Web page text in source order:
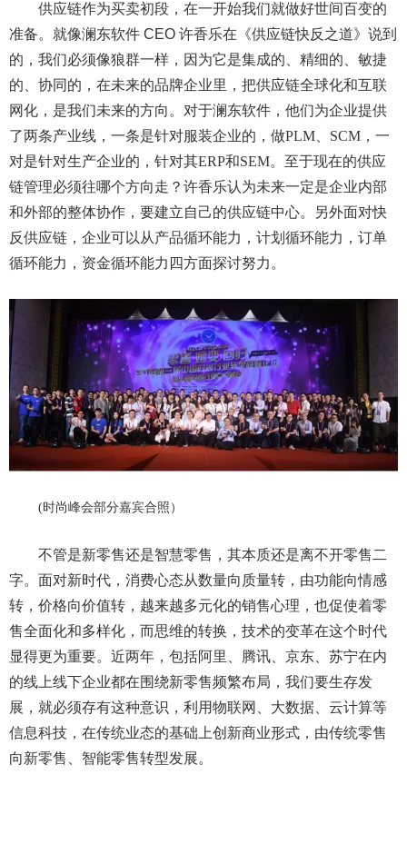
供应链作为买卖初段，在一开始我们就做好世间百变的
准备。就像澜东软件 CEO 许香乐在《供应链快反之道》说到
的，我们必须像狼群一样，因为它是集成的、精细的、敏捷
的、协同的，在未来的品牌企业里，把供应链全球化和互联
网化，是我们未来的方向。对于澜东软件，他们为企业提供
了两条产业线，一条是针对服装企业的，做PLM SCM ，一
对是针对生产企业的，针对其ERP和SEM。至于现在的供应
链管理必须往哪个方向走？许香乐认为未来一定是企业内部
和外部的整体协作，要建立自己的供应链中心。另外面对快
反供应链，企业可以从产品循环能力，计划循环能力，订单
循环能力，资金循环能力四方面探讨努力 。
(时尚峰会部分嘉宾合照）
不管是新零售还是智慧零售，其本质还是离不开零售二
字。面对新时代，消费心态从数量向质量转，由功能向情感
转，价格向价值转，越来越多元化的销售心理，也促使着零
售全面化和多样化，而思维的转换，技术的变革在这个时代
显得更为重要。近两年，包括阿里、腾讯、京东、苏宁在内
的线上线下企业都在围绕新零售频繁布局，我们要生存发
展，就必须存有这种意识，利用物联网、大数据、云计算等
信息科技，在传统业态的基础上创新商业形式，由传统零售
向新零售、智能零售转型发展。